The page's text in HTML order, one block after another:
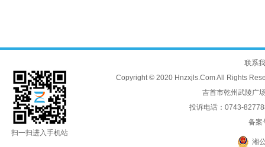
扫一扫进入手机站
联系
Copyright © 2020 Hnzxjls.Com All Rights
吉首市乾州武陵广
投诉电话：0743-
备案
湘